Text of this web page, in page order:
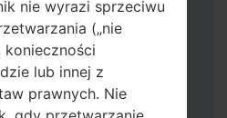
głośności i klawisz
a następnie naciśnij i
Bixby i klawisz
nie wyrazi sprzeciwu
(„nie
konieczności
lub innej z
prawnych. Nie